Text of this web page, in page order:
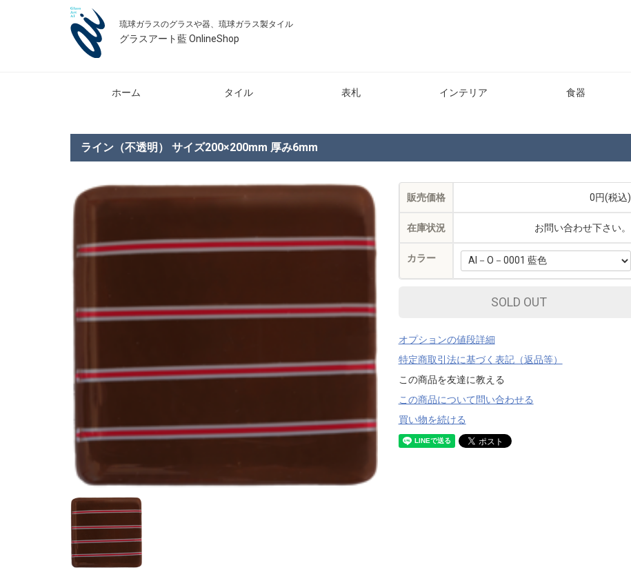
琉球ガラスのグラスや器、琉球ガラス製タイル
グラスアート藍 OnlineShop
ホーム タイル 表札 インテリア 食器
ライン（不透明） サイズ200×200mm 厚み6mm
販売価格 0円(税込)
在庫状況 お問い合わせ下さい。
カラー
SOLD OUT
オプションの値段詳細
特定商取引法に基づく表記（返品等）
この商品を友達に教える
この商品について問い合わせる
買い物を続ける